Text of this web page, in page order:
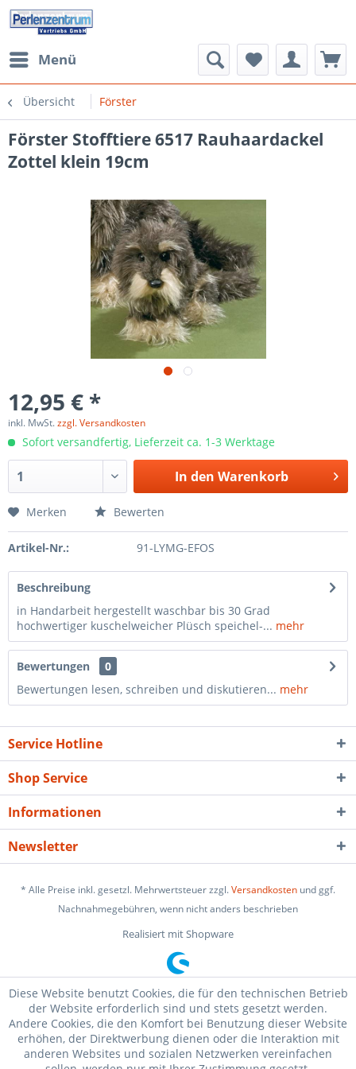
Menü
Übersicht Förster
Förster Stofftiere 6517 Rauhaardackel
Zottel klein 19cm
12,95 € *
inkl. MwSt.zzgl. Versandkosten
Sofort versandfertig, Lieferzeit ca. 1-3 Werktage
In den Warenkorb
Merken Bewerten
Artikel-Nr.: 91-LYMG-EFOS
Beschreibung
in Handarbeit hergestellt waschbar bis 30 Grad
hochwertiger kuschelweicher Plüsch speichel-... mehr
Bewertungen
0
Bewertungen lesen, schreiben und diskutieren... mehr
Service Hotline
Shop Service
Informationen
Newsletter
* Alle Preise inkl. gesetzl. Mehrwertsteuer zzgl.Versandkosten und ggf.
Nachnahmegebühren, wenn nicht anders beschrieben
Realisiert mit Shopware
Diese Website benutzt Cookies, die für den technischen Betrieb
der Website erforderlich sind und stets gesetzt werden.
Andere Cookies, die den Komfort bei Benutzung dieser Website
erhöhen, der Direktwerbung dienen oder die Interaktion mit
anderen Websites und sozialen Netzwerken vereinfachen